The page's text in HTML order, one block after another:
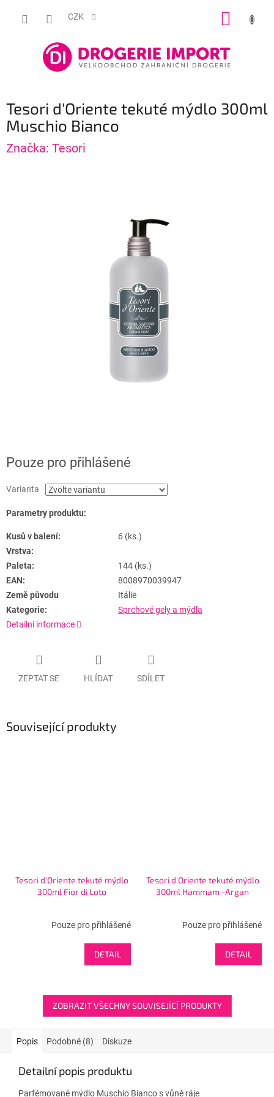
CZK
Tesori d'Oriente tekuté mýdlo 300ml
Muschio Bianco
Značka: Tesori
Pouze pro přihlášené
Varianta
Parametry produktu:
Kusů v balení:
6 (ks.)
Vrstva:
Paleta:
144 (ks.)
EAN:
8008970039947
Země původu
Itálie
Kategorie:
Sprchové gely a mýdla
Detailní informace
ZEPTAT SE HLÍDAT SDÍLET
Související produkty
Tesori d'Oriente tekuté mýdlo
300ml Fior di Loto
Pouze pro přihlášené
DETAIL
Tesori d'Oriente tekuté mýdlo
300ml Hammam -Argan
Pouze pro přihlášené
DETAIL
ZOBRAZIT VŠECHNY SOUVISEJÍCÍ PRODUKTY
Popis Podobné (8) Diskuze
Detailní popis produktu
Parfémované mýdlo Muschio Bianco s vůně ráje